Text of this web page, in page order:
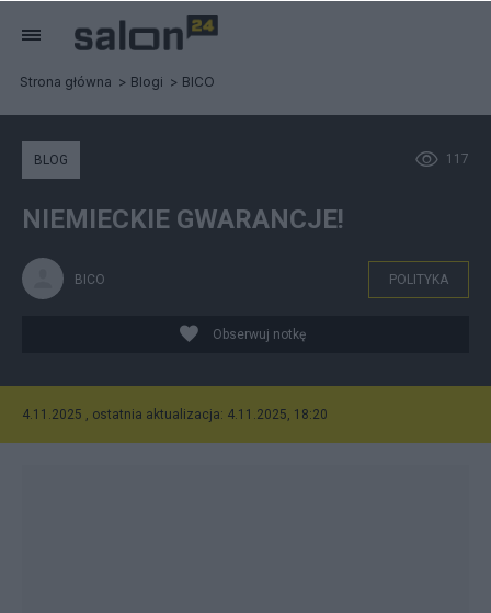
Strona główna Blogi BICO
117
BLOG
NIEMIECKIE GWARANCJE!
BICO POLITYKA
Obserwuj notkę
4.11.2025 , ostatnia aktualizacja: 4.11.2025, 18:20